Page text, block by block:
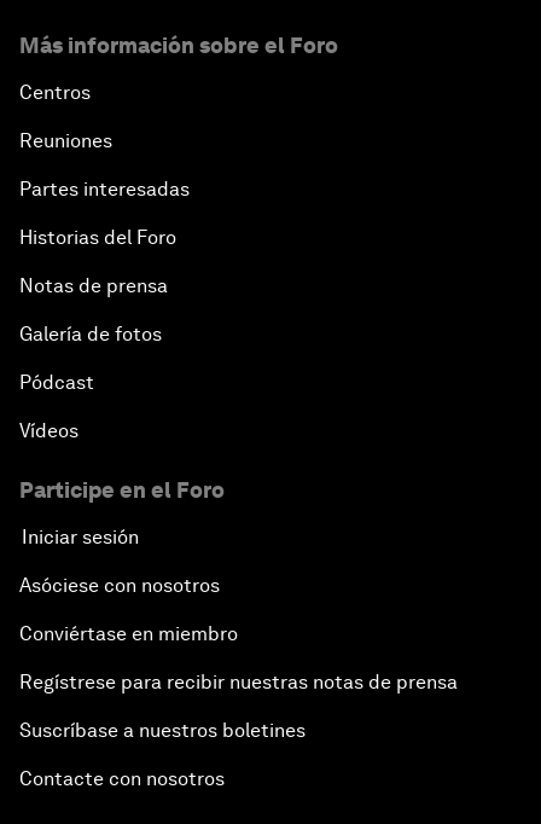
Más información sobre el Foro
Centros
Reuniones
Partes interesadas
Historias del Foro
Notas de prensa
Galería de fotos
Pódcast
Vídeos
Participe en el Foro
Iniciar sesión
Asóciese con nosotros
Conviértase en miembro
Regístrese para recibir nuestras notas de prensa
Suscríbase a nuestros boletines
Contacte con nosotros